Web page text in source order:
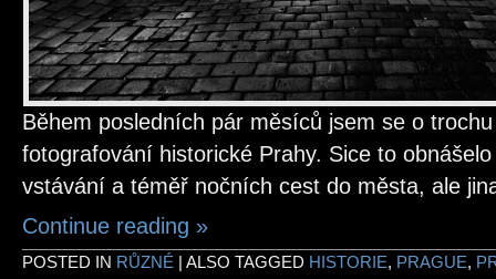
Během posledních pár měsíců jsem se o
fotografování historické Prahy. Sice to
vstávání a téměř nočních cest do města, ale
Continue reading »
POSTED IN RŮZNÉ | ALSO TAGGED HISTORIE, PRAGUE,